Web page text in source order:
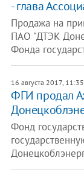
- глава
Продажа на
ПАО "ДТЭК
Фонда
16 августа 2017, 11:35
ФГИ продал
Фонд